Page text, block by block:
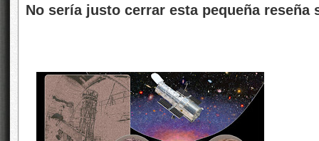
No sería justo cerrar esta pequeña